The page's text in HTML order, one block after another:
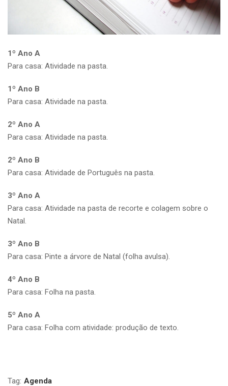
1º Ano A
Para casa: Atividade na pasta.
1º Ano B
Para casa: Atividade na pasta.
2º Ano A
Para casa: Atividade na pasta.
2º Ano B
Para casa: Atividade de Português na pasta.
3º Ano A
Para casa: Atividade na pasta de recorte e colagem sobre o
Natal.
3º Ano B
Para casa: Pinte a árvore de Natal (folha avulsa).
4º Ano B
Para casa: Folha na pasta.
5º Ano A
Para casa: Folha com atividade: produção de texto.
Tag: Agenda